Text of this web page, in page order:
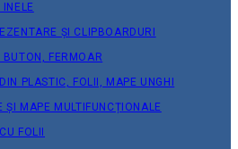
INELE
ȘI CLIPBOARDURI
BUTON, FERMOAR
PLASTIC, FOLII, MAPE UNGHI
ȘI MAPE MULTIFUNCȚIONALE
FOLII